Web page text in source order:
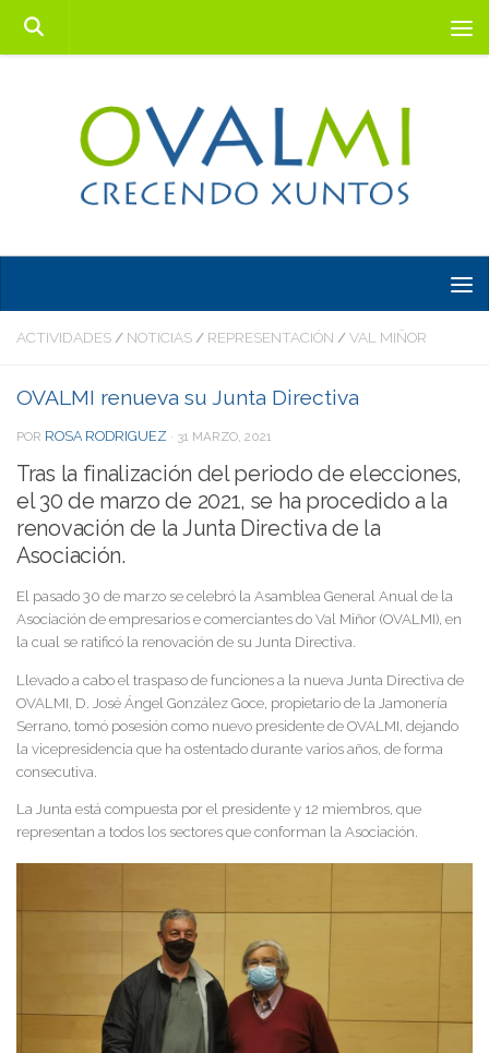
Saltar al contenido
ACTIVIDADES / NOTICIAS / REPRESENTACIÓN / VAL MIÑOR
OVALMI renueva su Junta Directiva
POR ROSA RODRIGUEZ · 31 MARZO, 2021
Tras la finalización del periodo de elecciones,
el 30 de marzo de 2021, se ha procedido a la
renovación de la Junta Directiva de la
Asociación.
El pasado 30 de marzo se celebró la Asamblea General Anual de la
Asociación de empresarios e comerciantes do Val Miñor (OVALMI), en
la cual se ratificó la renovación de su Junta Directiva.
Llevado a cabo el traspaso de funciones a la nueva Junta Directiva de
OVALMI, D. José Ángel González Goce, propietario de la Jamonería
Serrano, tomó posesión como nuevo presidente de OVALMI, dejando
la vicepresidencia que ha ostentado durante varios años, de forma
consecutiva.
La Junta está compuesta por el presidente y 12 miembros, que
representan a todos los sectores que conforman la Asociación.